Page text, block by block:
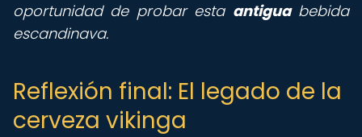
oportunidad de probar esta antiguabebida
escandinava.
Reflexión final: El legado de la
cerveza vikinga